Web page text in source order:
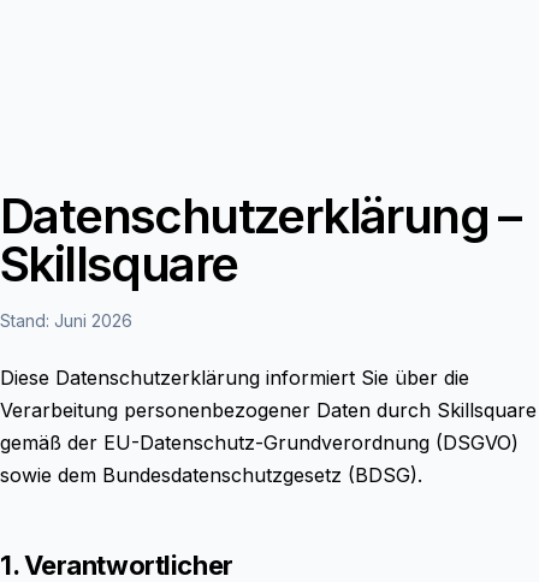
Datenschutzerklärung –
Skillsquare
Stand: Juni 2026
Diese Datenschutzerklärung informiert Sie über die
Verarbeitung personenbezogener Daten durch Skillsquare
gemäß der EU-Datenschutz-Grundverordnung (DSGVO)
sowie dem Bundesdatenschutzgesetz (BDSG).
1. Verantwortlicher